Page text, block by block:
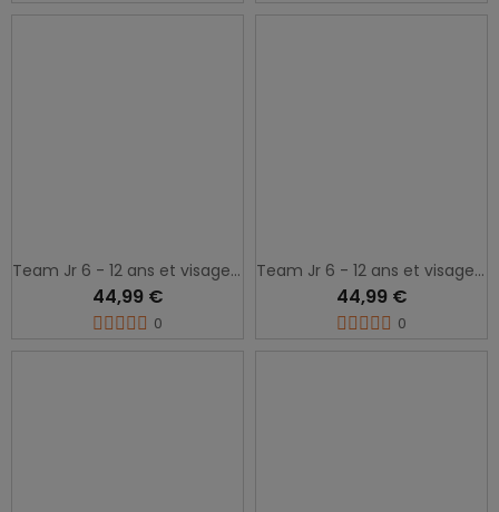
Team Jr 6 - 12 ans et visage femme
44,99 €
0
Team Jr 6 - 12 ans et visage femme
44,99 €
0